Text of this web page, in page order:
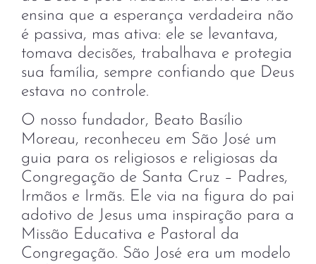
ensina que a esperança verdadeira não
é passiva, mas ativa: ele se levantava,
tomava decisões, trabalhava e protegia
sua família, sempre confiando que Deus
estava no controle.
O nosso fundador, Beato Basílio
Moreau, reconheceu em São José um
guia para os religiosos e religiosas da
Congregação de Santa Cruz – Padres,
Irmãos e Irmãs. Ele via na figura do pai
adotivo de Jesus uma inspiração para a
Missão Educativa e Pastoral da
Congregação. São José era um modelo